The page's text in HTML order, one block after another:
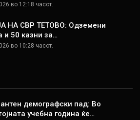
во 12:18 часот.
НА СВР ТЕТОВО: Одземени
и 50 казни за…
во 10:28 часот.
демографски пад: Во
учебна година ќе…